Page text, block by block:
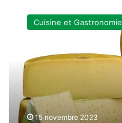
Fromage
mille
visages
Cuisine et Gastronomie
15 novembre 2023